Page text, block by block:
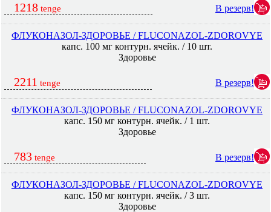
1218 tenge В резерв!
ФЛУКОНАЗОЛ-ЗДОРОВЬЕ / FLUCONAZOL-ZDOROVYE
капс. 100 мг контурн. ячейк. / 10 шт.
Здоровье
2211 tenge В резерв!
ФЛУКОНАЗОЛ-ЗДОРОВЬЕ / FLUCONAZOL-ZDOROVYE
капс. 150 мг контурн. ячейк. / 1 шт.
Здоровье
783 tenge В резерв!
ФЛУКОНАЗОЛ-ЗДОРОВЬЕ / FLUCONAZOL-ZDOROVYE
капс. 150 мг контурн. ячейк. / 3 шт.
Здоровье